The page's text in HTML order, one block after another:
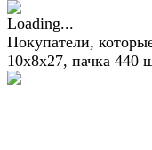
Покупатели,
10х8х27, пачка 440